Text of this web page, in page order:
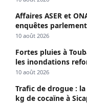
Affaires ASER et
enquêtes
10 août 2026
Fortes pluies à
les inondations
10 août 2026
Trafic de drogue :
kg de cocaïne à